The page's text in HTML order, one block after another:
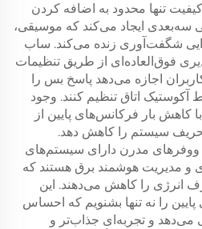
تنها محدود به اضافه کردن
ایجاد می‌کند که موسیقی،
شگفت‌آوری زنده می‌کند. ساب
فوق‌العاده‌ای از طریق تنظیمات
اجازه می‌دهد پاسخ بس را
آکوستیک اتاق تنظیم کنند. وجود
کاهش بار فرکانس‌های پایین از
سیستم را کاهش دهد.
ووفرهای مدرن دارای سیستم‌های
و مدیریت هوشمند برق هستند که
انرژی را کاهش می‌دهند. این
را نه تنها بشنویم که احساس
می‌دهد و تجربه‌ای جذاب‌تر و